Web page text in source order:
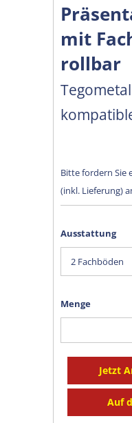
mit
rollbar
Bitte fordern Sie
(inkl. Lieferung)
Ausstattung
Menge